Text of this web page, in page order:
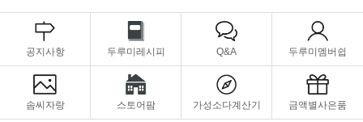
공지사항 두루미레시피 Q&A 두루미멤버쉽
솜씨자랑 스토어팜 가성소다계산기 금액별사은품